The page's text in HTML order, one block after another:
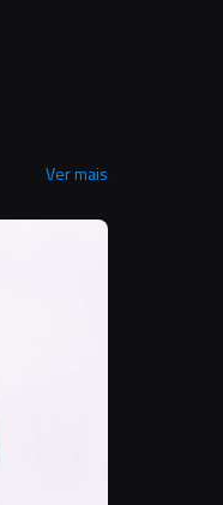
Ver mais